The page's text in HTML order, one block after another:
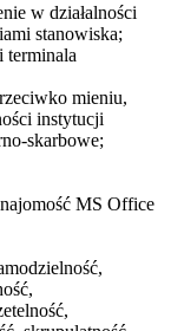
w działalności
stanowiska;
terminala
mieniu,
instytucji
skarbowe;
MS Office